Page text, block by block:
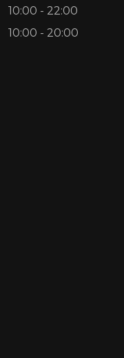
10:00 - 22:00
10:00 - 20:00